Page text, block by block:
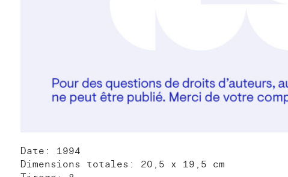
Date: 1994
Dimensions totales: 20,5 x 19,5 cm